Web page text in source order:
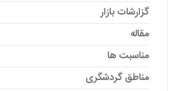
گزارشات بازار
مقاله
مناسبت ها
مناطق گردشگری